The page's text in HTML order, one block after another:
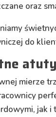
oraz
do
mierze
jak i